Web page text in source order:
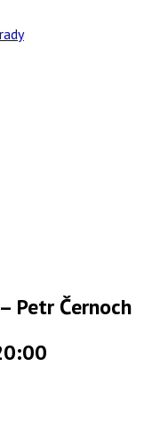
Petr Černoch